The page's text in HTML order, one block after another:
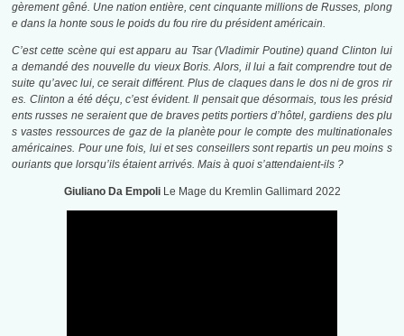
gèrement gêné. Une nation entière, cent cinquante millions de Russes, plong
e dans la honte sous le poids du fou rire du président américain.
C’est cette scène qui est apparu au Tsar (Vladimir Poutine) quand Clinton lui
a demandé des nouvelle du vieux Boris. Alors, il lui a fait comprendre tout de
suite qu’avec lui, ce serait différent. Plus de claques dans le dos ni de gros rir
es. Clinton a été déçu, c’est évident. Il pensait que désormais, tous les présid
ents russes ne seraient que de braves petits portiers d’hôtel, gardiens des plu
s vastes ressources de gaz de la planète pour le compte des multinationales
américaines. Pour une fois, lui et ses conseillers sont repartis un peu moins s
ouriants que lorsqu’ils étaient arrivés. Mais à quoi s’attendaient-ils ?
Giuliano Da EmpoliLe Mage du Kremlin Gallimard 2022